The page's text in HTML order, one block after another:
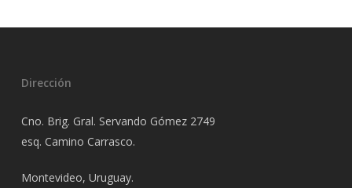
Dirección
Cno. Brig. Gral. Servando Gómez 2749
esq. Camino Carrasco.
Montevideo, Uruguay.